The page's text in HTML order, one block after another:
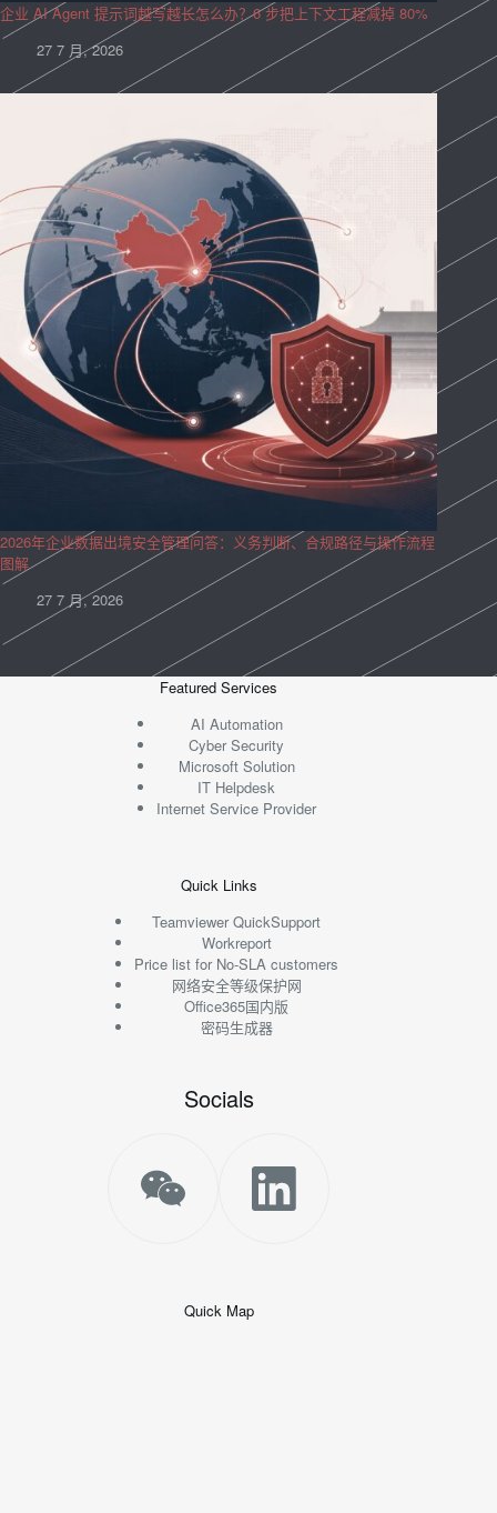
企业 AI Agent 提示词越写越长怎么办？6 步把上下文工程减掉 80%
27 7 月, 2026
2026年企业数据出境安全管理问答：义务判断、合规路径与操作流程
图解
27 7 月, 2026
Featured Services
AI Automation
Cyber Security
Microsoft Solution
IT Helpdesk
Internet Service Provider
Quick Links
Teamviewer QuickSupport
Workreport
Price list for No-SLA customers
网络安全等级保护网
Office365国内版
密码生成器
Socials
Quick Map